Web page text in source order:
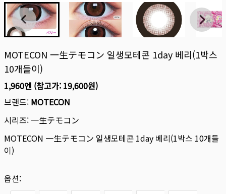
MOTECON 一生テモコン 일생모테콘 1day 베리(1박스
10개들이)
1,960엔 (참고가: 19,600원)
브랜드: MOTECON
시리즈: 一生テモコン
MOTECON 一生テモコン 일생모테콘 1day 베리(1박스 10개들
이)
옵션: